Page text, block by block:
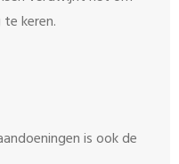
keren.
is ook de